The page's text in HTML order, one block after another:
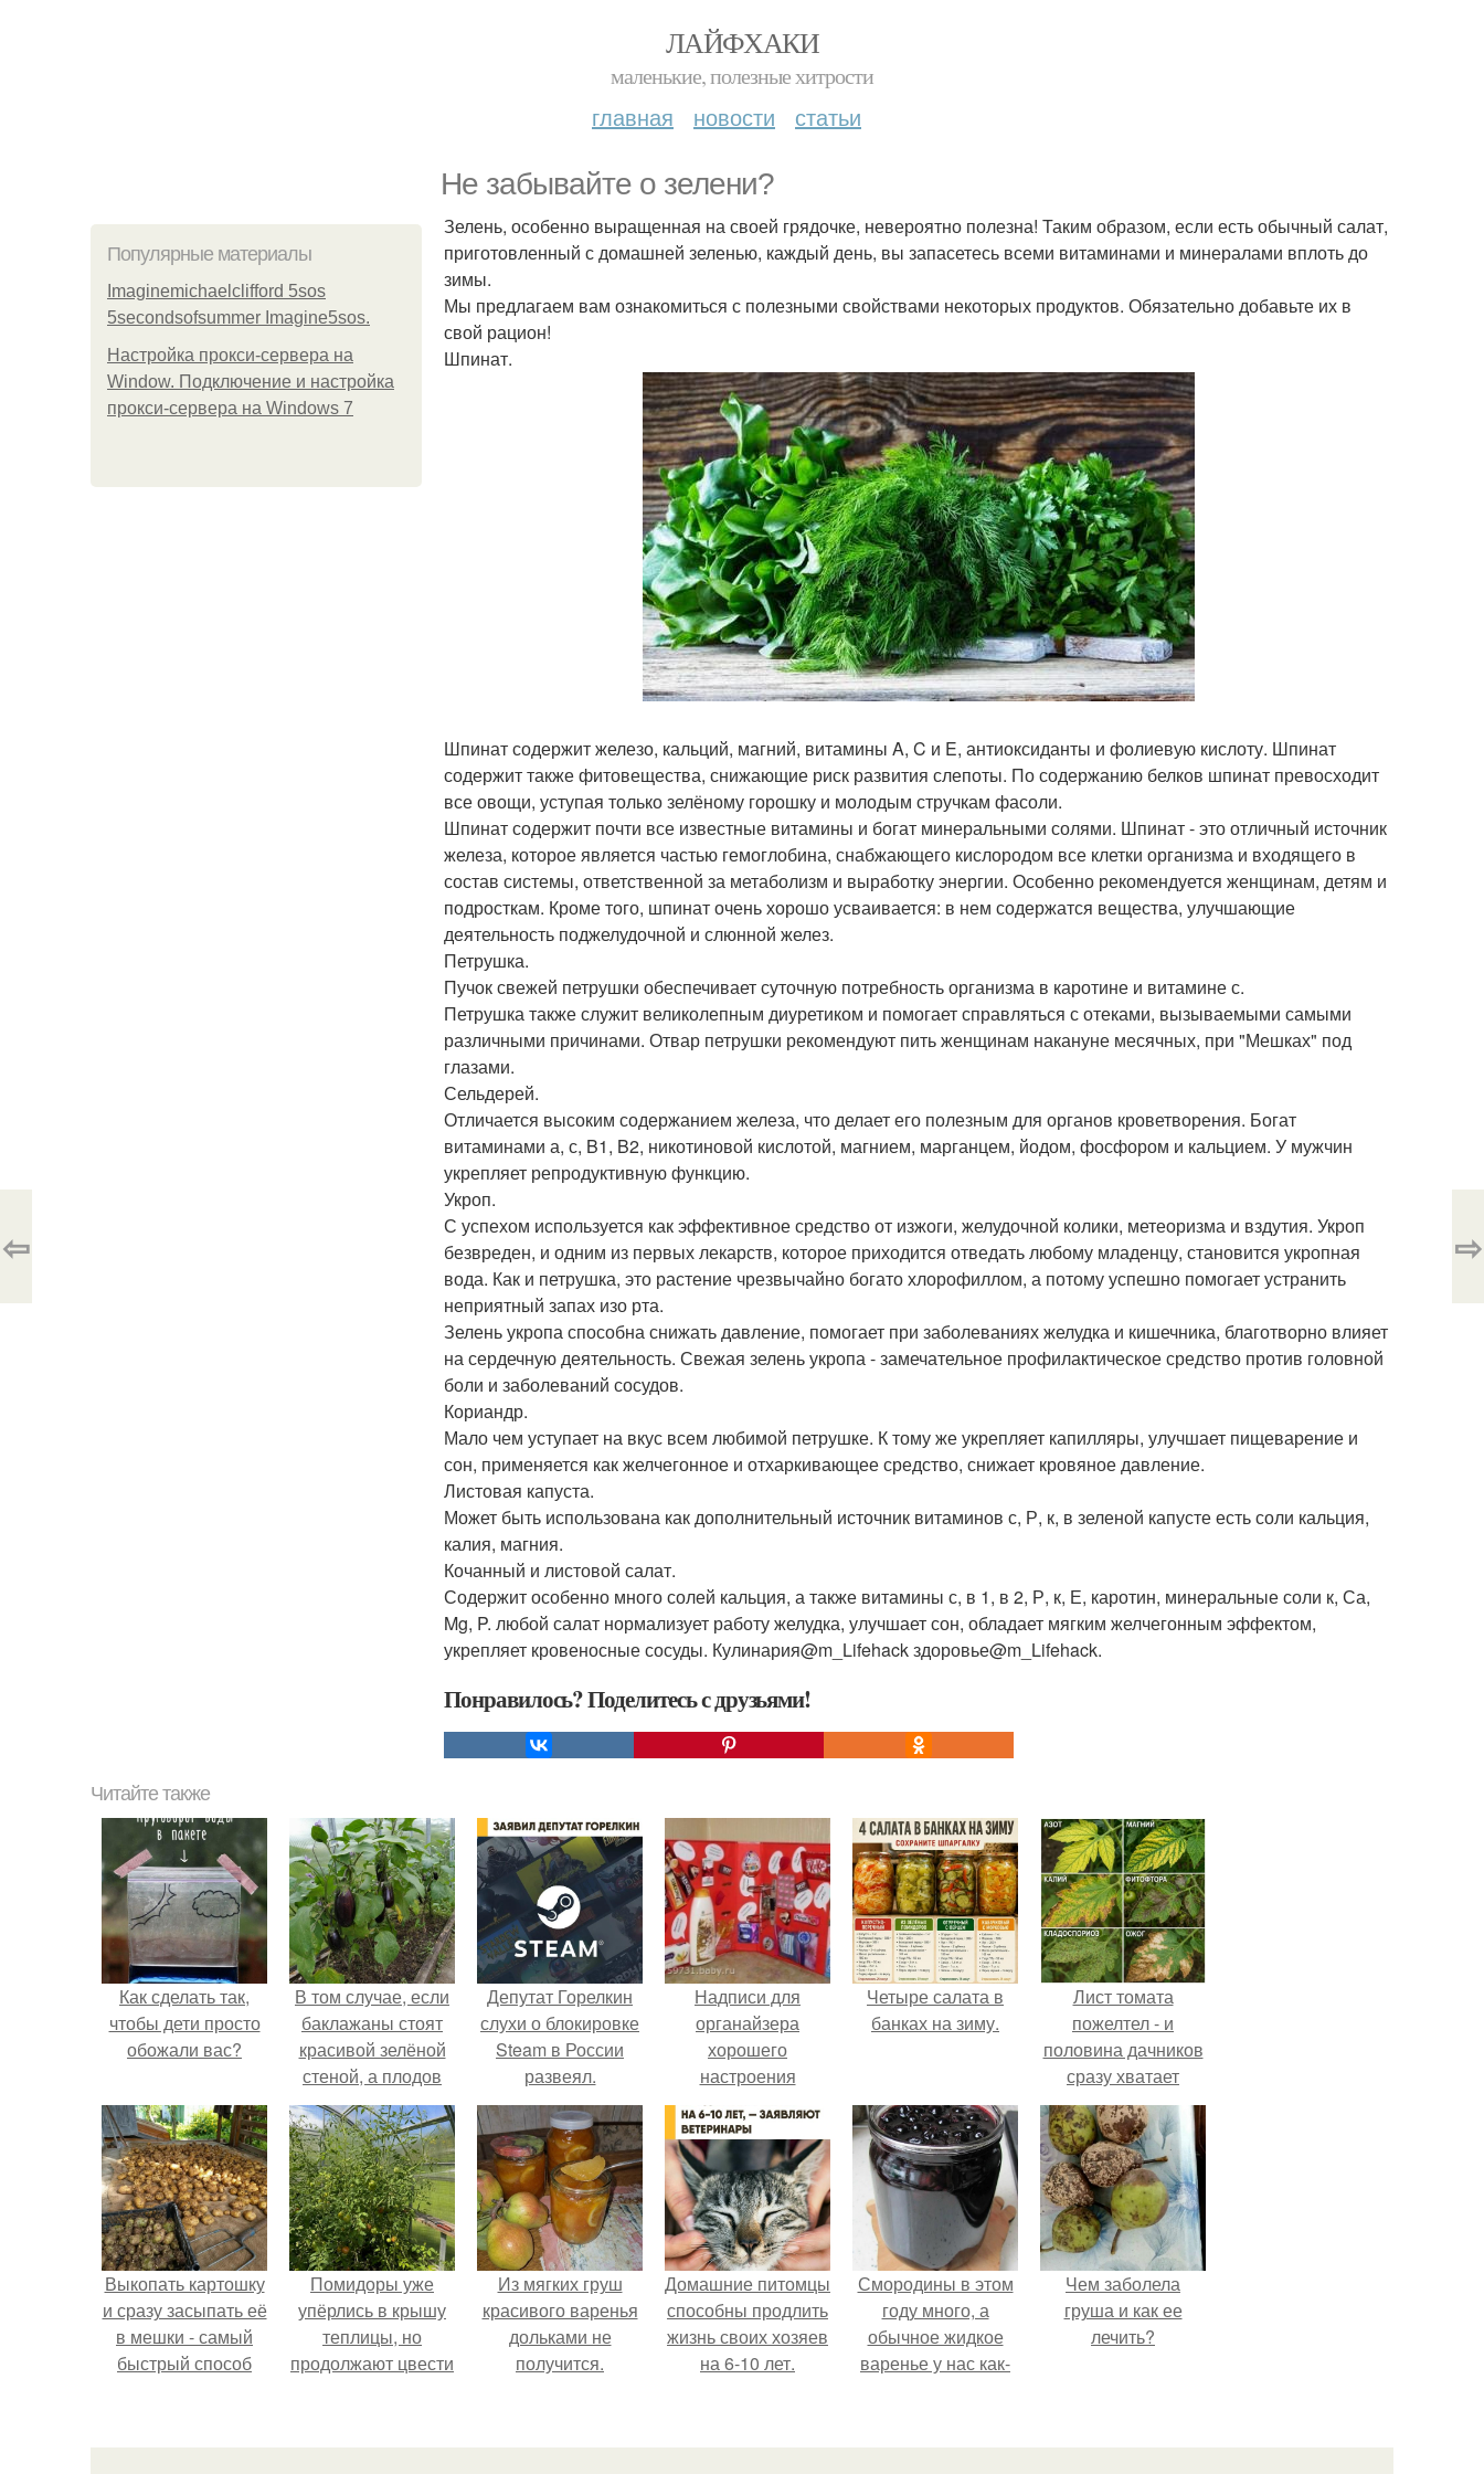
ЛАЙФХАКИ
маленькие, полезные хитрости
главная новости статьи
Не забывайте о зелени?
Популярные материалы
Imaginemichaelclifford 5sos
5secondsofsummer Imagine5sos.
Настройка прокси-сервера на
Window. Подключение и настройка
прокси-сервера на Windows 7
Зелень, особенно выращенная на своей грядочке, невероятно полезна! Таким образом, если есть обычный салат,
приготовленный с домашней зеленью, каждый день, вы запасетесь всеми витаминами и минералами вплоть до
зимы.
Мы предлагаем вам ознакомиться с полезными свойствами некоторых продуктов. Обязательно добавьте их в
свой рацион!
Шпинат.
Шпинат содержит железо, кальций, магний, витамины A, C и E, антиоксиданты и фолиевую кислоту. Шпинат
содержит также фитовещества, снижающие риск развития слепоты. По содержанию белков шпинат превосходит
все овощи, уступая только зелёному горошку и молодым стручкам фасоли.
Шпинат содержит почти все известные витамины и богат минеральными солями. Шпинат - это отличный источник
железа, которое является частью гемоглобина, снабжающего кислородом все клетки организма и входящего в
состав системы, ответственной за метаболизм и выработку энергии. Особенно рекомендуется женщинам, детям и
подросткам. Кроме того, шпинат очень хорошо усваивается: в нем содержатся вещества, улучшающие
деятельность поджелудочной и слюнной желез.
Петрушка.
Пучок свежей петрушки обеспечивает суточную потребность организма в каротине и витамине с.
Петрушка также служит великолепным диуретиком и помогает справляться с отеками, вызываемыми самыми
различными причинами. Отвар петрушки рекомендуют пить женщинам накануне месячных, при "Мешках" под
глазами.
Сельдерей.
Отличается высоким содержанием железа, что делает его полезным для органов кроветворения. Богат
витаминами а, с, B1, B2, никотиновой кислотой, магнием, марганцем, йодом, фосфором и кальцием. У мужчин
укрепляет репродуктивную функцию.
Укроп.
С успехом используется как эффективное средство от изжоги, желудочной колики, метеоризма и вздутия. Укроп
безвреден, и одним из первых лекарств, которое приходится отведать любому младенцу, становится укропная
вода. Как и петрушка, это растение чрезвычайно богато хлорофиллом, а потому успешно помогает устранить
неприятный запах изо рта.
Зелень укропа способна снижать давление, помогает при заболеваниях желудка и кишечника, благотворно влияет
на сердечную деятельность. Свежая зелень укропа - замечательное профилактическое средство против головной
боли и заболеваний сосудов.
Кориандр.
Мало чем уступает на вкус всем любимой петрушке. К тому же укрепляет капилляры, улучшает пищеварение и
сон, применяется как желчегонное и отхаркивающее средство, снижает кровяное давление.
Листовая капуста.
Может быть использована как дополнительный источник витаминов с, Р, к, в зеленой капусте есть соли кальция,
калия, магния.
Кочанный и листовой салат.
Содержит особенно много солей кальция, а также витамины с, в 1, в 2, Р, к, Е, каротин, минеральные соли к, Са,
Mg, P. любой салат нормализует работу желудка, улучшает сон, обладает мягким желчегонным эффектом,
укрепляет кровеносные сосуды. Кулинария@m_Lifehack здоровье@m_Lifehack.
Понравилось? Поделитесь с друзьями!
⇦ ⇨
Читайте также
Как сделать так,
чтобы дети просто
обожали вас?
В том случае, если
баклажаны стоят
красивой зелёной
стеной, а плодов
почти не видно -
радоваться тут
нечему.
Депутат Горелкин
слухи о блокировке
Steam в России
развеял.
Надписи для
органайзера
хорошего
настроения
распечатать. Идеи
"Органайзеров
Хорошего
Настроения" с
примерами
подарочков.
Четыре салата в
банках на зиму.
Лист томата
пожелтел - и
половина дачников
сразу хватает
удобрение.
Выкопать картошку
и сразу засыпать её
в мешки - самый
быстрый способ
порезы и больные
Помидоры уже
упёрлись в крышу
теплицы, но
продолжают цвести
Из мягких груш
красивого варенья
дольками не
получится.
Домашние питомцы
способны продлить
жизнь своих хозяев
на 6-10 лет.
Смородины в этом
году много, а
обычное жидкое
варенье у нас как-
Чем заболела
груша и как ее
лечить?